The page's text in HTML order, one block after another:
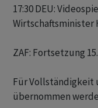
17:30 DEU:
Wirtschaftsminister
ZAF: Fortsetzung
Für Vollständigkeit
übernommen